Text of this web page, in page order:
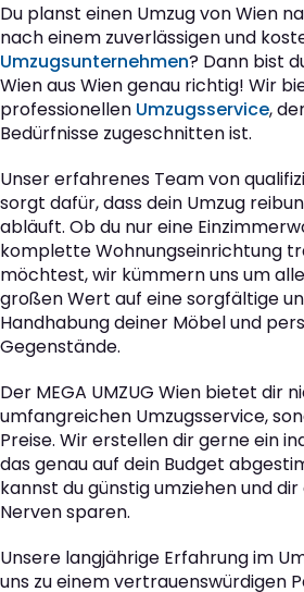
Du planst einen Umzug von Wien
nach einem zuverlässigen und
Umzugsunternehmen? Dann bist
Wien aus Wien genau richtig! Wir
professionellen Umzugsservice,
Bedürfnisse zugeschnitten ist.
Unser erfahrenes Team von
sorgt dafür, dass dein Umzug
abläuft. Ob du nur eine
komplette Wohnungseinrichtung
möchtest, wir kümmern uns um
großen Wert auf eine sorgfältige
Handhabung deiner Möbel und
Gegenstände.
Der MEGA UMZUG Wien bietet dir
umfangreichen Umzugsservice,
Preise. Wir erstellen dir gerne ein
das genau auf dein Budget
kannst du günstig umziehen und
Nerven sparen.
Unsere langjährige Erfahrung im
uns zu einem vertrauenswürdigen